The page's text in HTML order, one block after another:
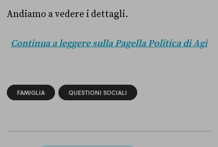
Andiamo a vedere i dettagli.
Continua a leggere sulla Pagella Politica di Agi
FAMIGLIA QUESTIONI SOCIALI